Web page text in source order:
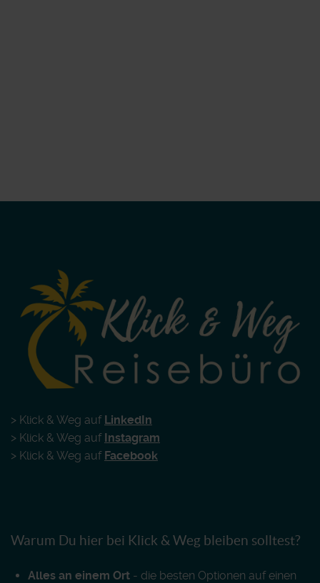
> Klick & Weg auf LinkedIn
> Klick & Weg auf Instagram
> Klick & Weg auf Facebook
Warum Du hier bei Klick & Weg bleiben solltest?
Alles an einem Ort - die besten Optionen auf einen